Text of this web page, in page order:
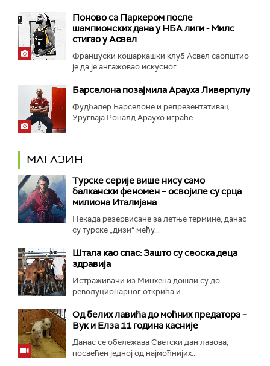
Поново са Паркером после
шампионских дана у НБА лиги - Милс
стигао у Асвел
Француски кошаркашки клуб Асвел саопштио
је да је ангажовао искусног...
Барселона позајмила Арауха Ливерпулу
Фудбалер Барселоне и репрезентативац
Уругваја Роналд Араухо играће...
МАГАЗИН
Турске серије више нису само
балкански феномен – освојиле су срца
милиона Италијана
Некада резервисане за летње термине, данас
су турске „дизи“ међу...
Штала као спас: Зашто су сеоска деца
здравија
Истраживачи из Минхена дошли су до
револуционарног открића и...
Од белих лавића до моћних предатора –
Вук и Елза 11 година касније
Данас се обележава Светски дан лавова,
посвећен једној од најмоћнијих...